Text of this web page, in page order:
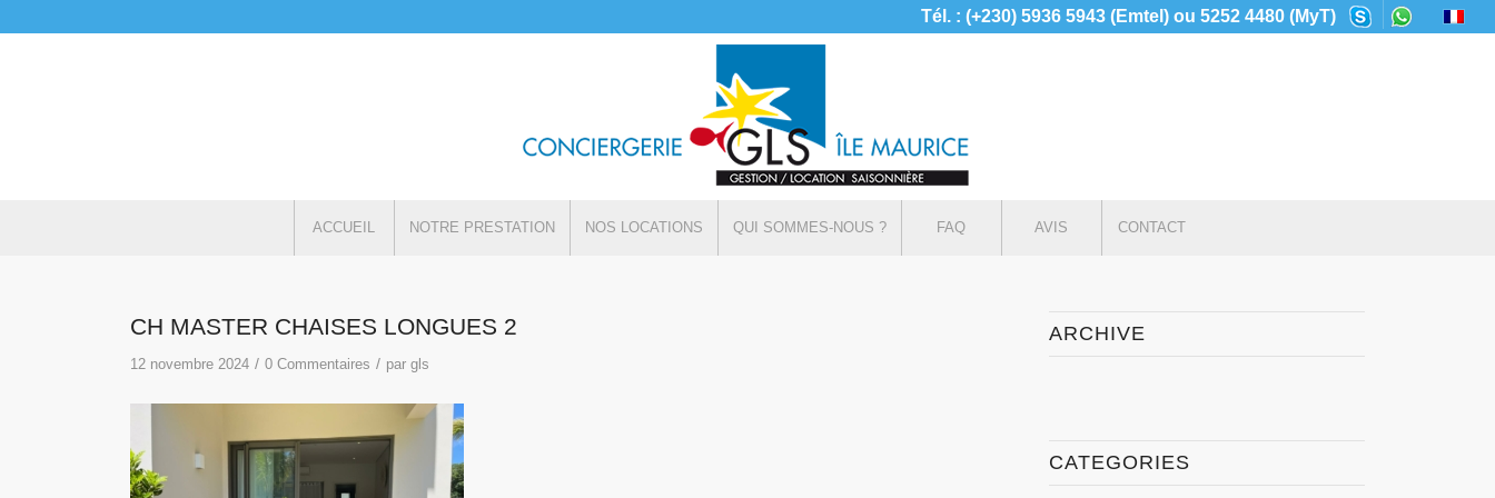
Tél. : (+230) 5936 5943 (Emtel) ou 5252 4480 (MyT)
ACCUEIL NOTRE PRESTATION NOS LOCATIONS QUI SOMMES-NOUS ? FAQ AVIS CONTACT
CH MASTER CHAISES LONGUES 2
12 novembre 2024 / 0 Commentaires / pargls
ARCHIVE
CATEGORIES